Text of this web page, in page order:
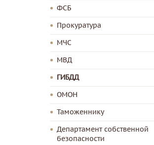
ФСБ
Прокуратура
МЧС
МВД
ГИБДД
ОМОН
Таможеннику
Департамент собственной
безопасности